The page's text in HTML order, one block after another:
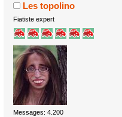
Les topolino
Fiatiste expert
Messages: 4.200